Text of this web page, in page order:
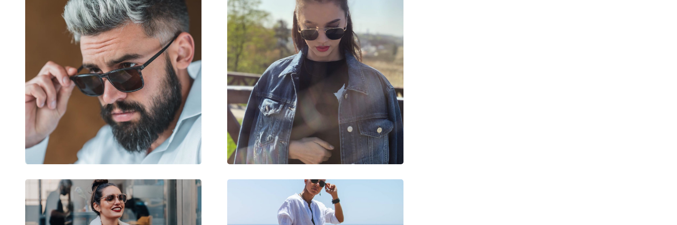
Tvar rámu:
Štvorcové
Farba rámov:
Transparentná
Materiál rámov:
Plast
Veľkosť:
M
Šírka:
135 mm
Dĺžka stranice:
141 mm
Šírka mostíka:
18 mm
Hmotnosť:
45 g
Nastaviteľné sedielka:
Nie
Príslušenstvo
Čistiaca handrička:
Áno
Ostatné